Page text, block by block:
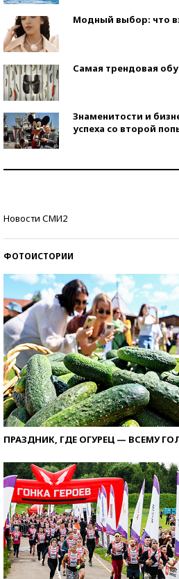
Модный выбор: что
Самая трендовая
Знаменитости и
успеха со второй
Новости СМИ2
ФОТОИСТОРИИ
ПРАЗДНИК, ГДЕ ОГУРЕЦ — ВСЕМУ